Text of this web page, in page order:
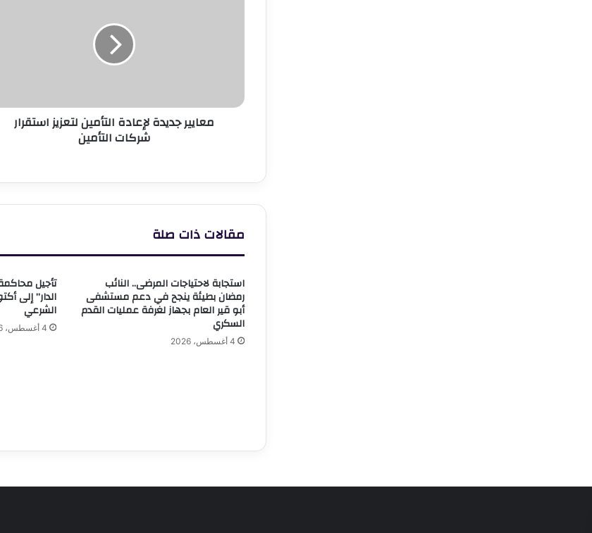
معايير جديدة لإعادة التأمين لتعزيز استقرار
شركات التأمين
مقالات ذات صلة
استجابة لاحتياجات المرضى.. النائب
رمضان بطيئة ينجح في دعم مستشفى
أبو قير العام بجهاز لغرفة عمليات القدم
السكري
4 أغسطس، 2026
تأجيل
الدار” إلى
الشرعي
4 أغسطس، 2026